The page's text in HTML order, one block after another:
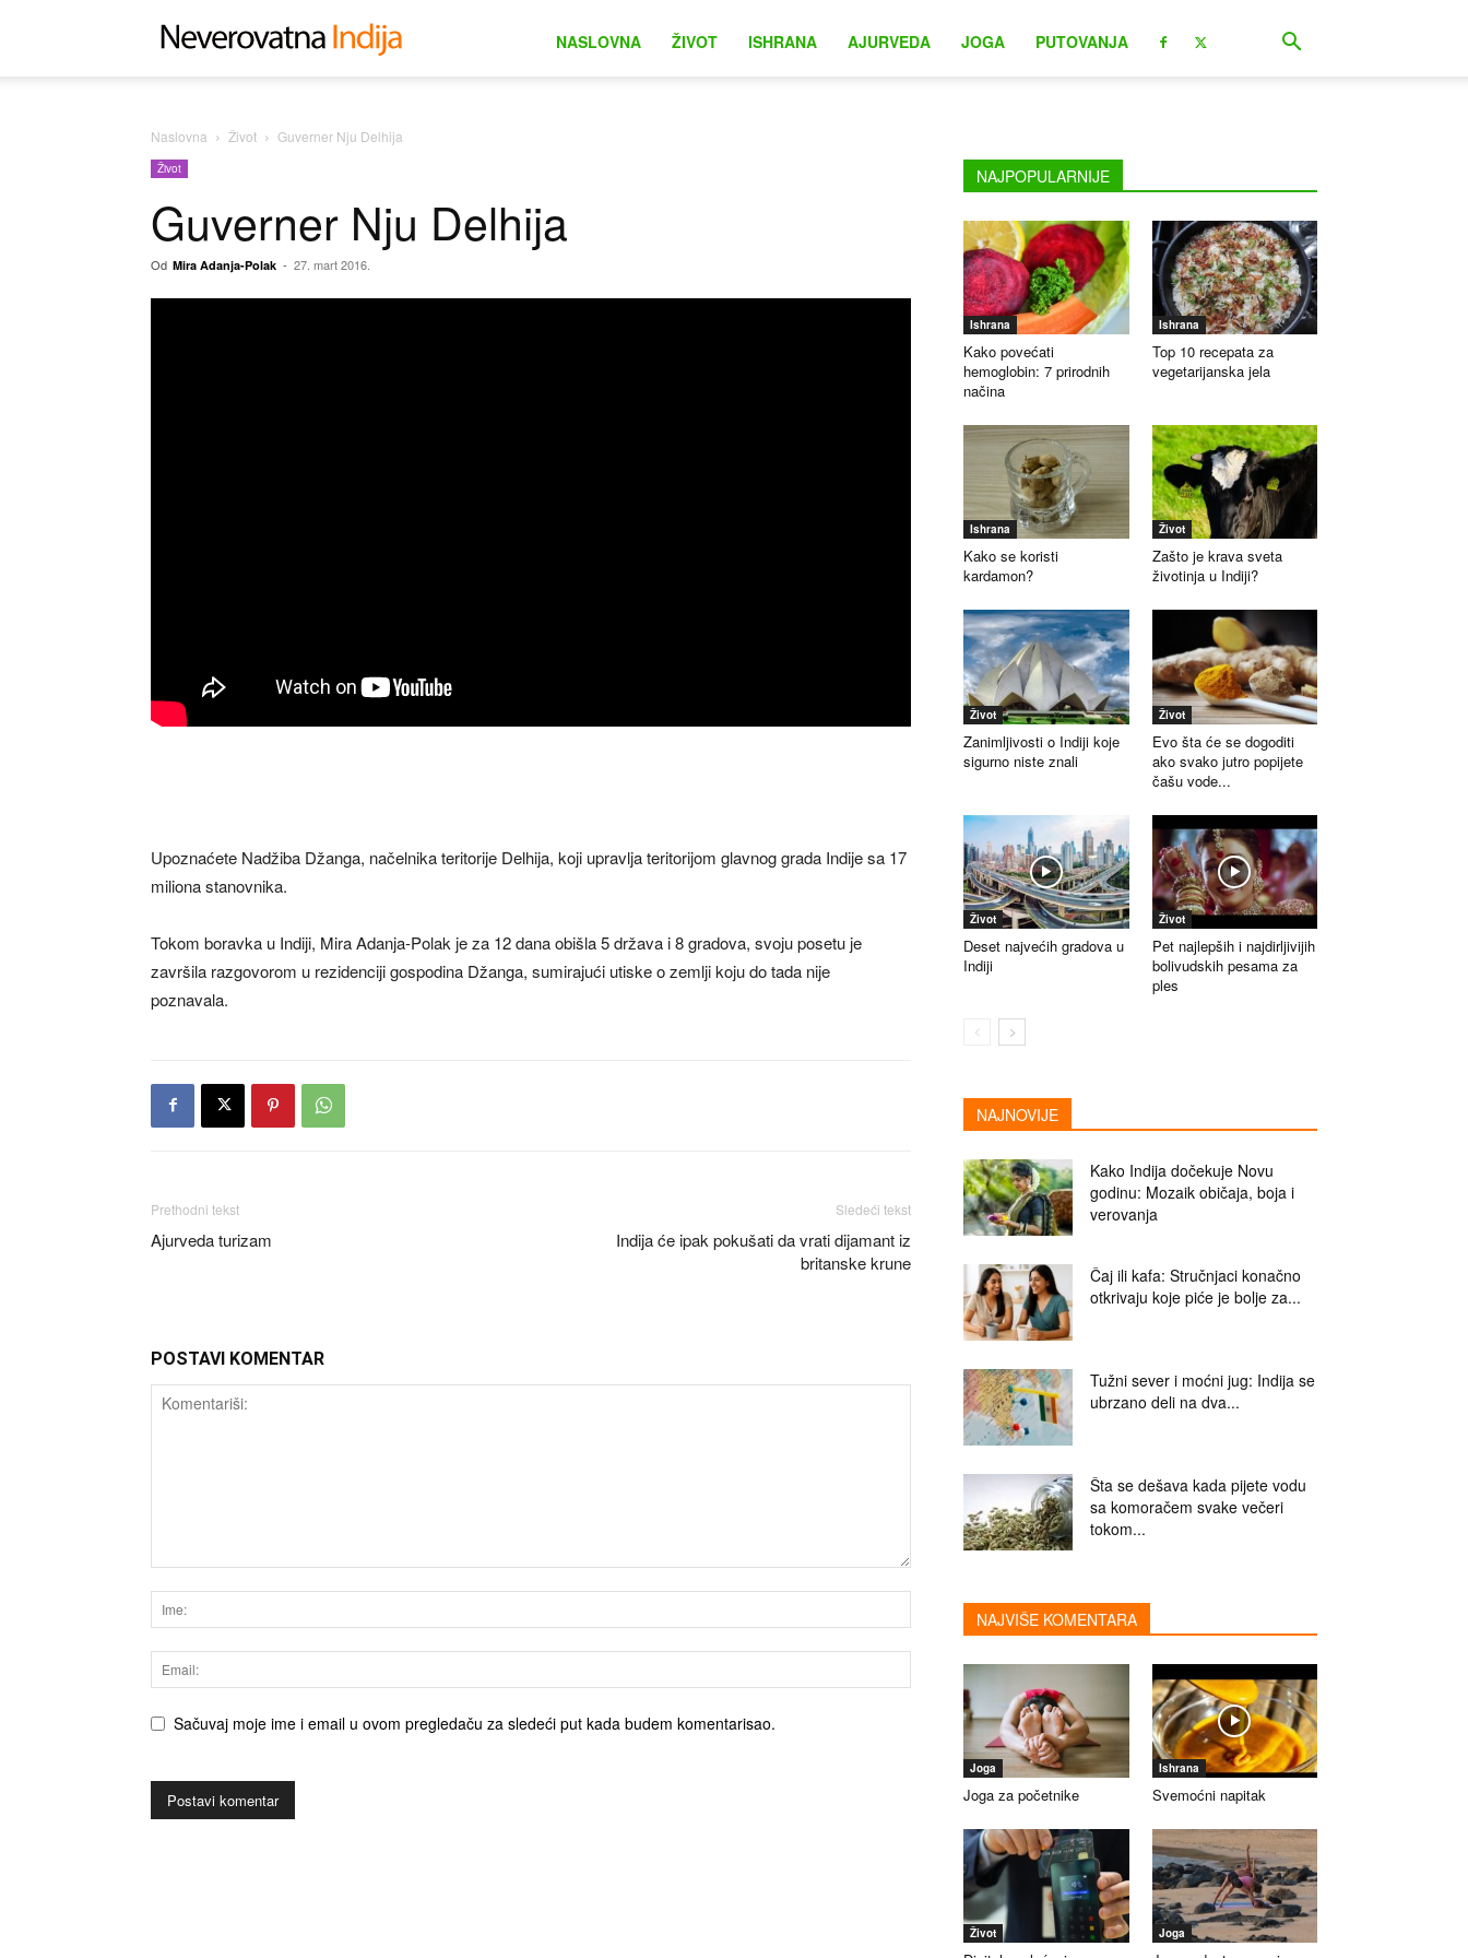
NASLOVNA ŽIVOT ISHRANA AJURVEDA JOGA PUTOVANJA
Naslovna Život Guverner Nju Delhija
Život
Guverner Nju Delhija
Od Mira Adanja-Polak - 27. mart 2016.
Upoznaćete Nadžiba Džanga, načelnika teritorije Delhija, koji upravlja teritorijom glavnog grada Indije sa 17
miliona stanovnika.
Tokom boravka u Indiji, Mira Adanja-Polak je za 12 dana obišla 5 država i 8 gradova, svoju posetu je
završila razgovorom u rezidenciji gospodina Džanga, sumirajući utiske o zemlji koju do tada nije
poznavala.
Prethodni tekst
Ajurveda turizam
Sledeći tekst
Indija će ipak pokušati da vrati dijamant iz
britanske krune
POSTAVI KOMENTAR
Sačuvaj moje ime i email u ovom pregledaču za sledeći put kada budem komentarisao.
NAJPOPULARNIJE
Ishrana
Kako povećati
hemoglobin: 7 prirodnih
načina
Ishrana
Top 10 recepata za
vegetarijanska jela
Ishrana
Kako se koristi
kardamon?
Život
Zašto je krava sveta
životinja u Indiji?
Život
Zanimljivosti o Indiji koje
sigurno niste znali
Život
Evo šta će se dogoditi
ako svako jutro popijete
čašu vode...
Život
Deset najvećih gradova u
Indiji
Život
Pet najlepših i najdirljivijih
bolivudskih pesama za
ples
NAJNOVIJE
Kako Indija dočekuje Novu
godinu: Mozaik običaja, boja i
verovanja
Čaj ili kafa: Stručnjaci konačno
otkrivaju koje piće je bolje za...
Tužni sever i moćni jug: Indija se
ubrzano deli na dva...
Šta se dešava kada pijete vodu
sa komoračem svake večeri
tokom...
NAJVIŠE KOMENTARA
Joga
Joga za početnike
Ishrana
Svemoćni napitak
Život Joga